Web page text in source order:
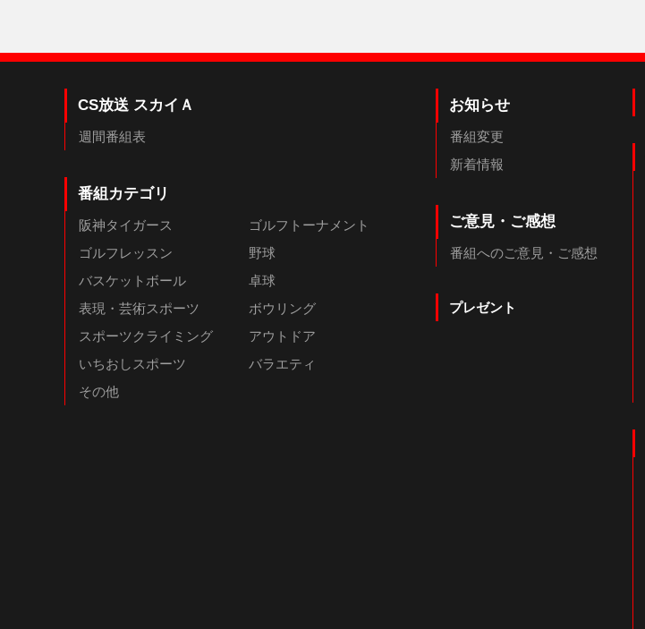
CS放送 スカイＡ
週間番組表
番組カテゴリ
阪神タイガース
ゴルフトーナメント
ゴルフレッスン
野球
バスケットボール
卓球
表現・芸術スポーツ
ボウリング
スポーツクライミング
アウトドア
いちおしスポーツ
バラエティ
その他
お知らせ
番組変更
新着情報
ご意見・ご感想
番組へのご意見・ご感想
プレゼント